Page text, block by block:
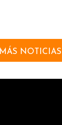
MÁS NOTICIAS